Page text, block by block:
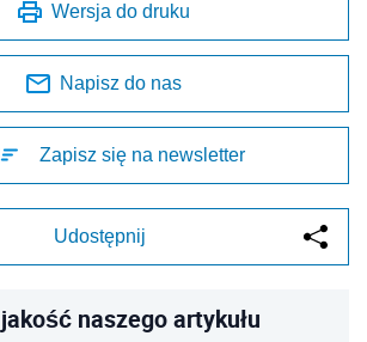
Wersja do druku
Napisz do nas
Zapisz się na newsletter
Udostępnij
naszego artykułu